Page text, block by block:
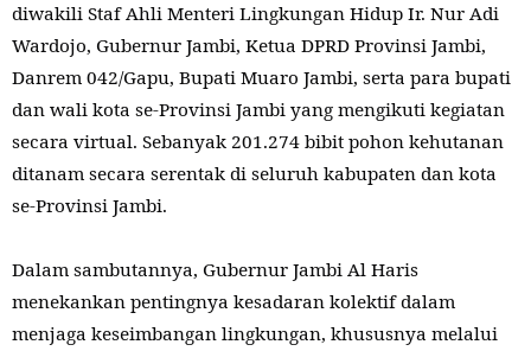
diwakili Staf Ahli Menteri Lingkungan Hidup Ir. Nur Adi
Wardojo, Gubernur Jambi, Ketua DPRD Provinsi Jambi,
Danrem 042/Gapu, Bupati Muaro Jambi, serta para bupati
dan wali kota se-Provinsi Jambi yang mengikuti kegiatan
secara virtual. Sebanyak 201.274 bibit pohon kehutanan
ditanam secara serentak di seluruh kabupaten dan kota
se-Provinsi Jambi.
Dalam sambutannya, Gubernur Jambi Al Haris
menekankan pentingnya kesadaran kolektif dalam
menjaga keseimbangan lingkungan, khususnya melalui